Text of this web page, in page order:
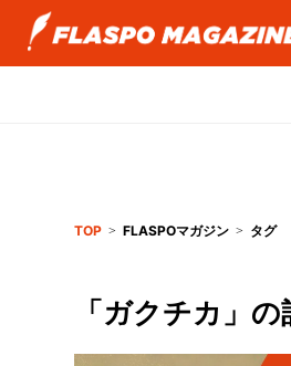
TOP FLASPOマガジン タグ
「ガクチカ」